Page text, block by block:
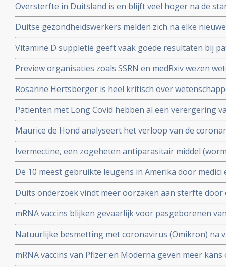
Oversterfte in Duitsland is en blijft veel hoger na de
peer reviewed studie en artsencollectief schrijft
Duitse gezondheidswerkers melden zich na elke
coronavirus - Covid-19 vaker ziek blijkt uit
en derde vaccinatierondes
Vitamine D suppletie geeft vaak goede resultaten bij
coronavirus - Covid-19 en al opgenomen in het
analyse zien van alle studies wereldwijd
Preview organisaties zoals SSRN en medRxiv wezen
onderzoek af als die afweken van Amerikaans
de maatregelen.
Rosanne Hertsberger is heel kritisch over
gemanipuleeerd zwegen over misvattingen tijdens de
Patienten met Long Covid hebben al een verergering
vermoeidheid, moeite met het reguleren van de
disfunctie, zelfs na een lichte inspanning.
Maurice de Hond analyseert het verloop van de
opeenvolgende artikelen.
Ivermectine, een zogeheten antiparasitair middel
coronavirus - Covid-19 zeer goed te kunnen bestrijden.
studies blijkt zeer grote effectiviteit.
De 10 meest gebruikte leugens in Amerika door
klakkeloos overgenomen rondom het corona virus en
buiten
Duits onderzoek vindt meer oorzaken aan sterfte
hersenen, bloedvaten en hart (myocarditis) bij
overleden net na vaccinatie tegen coronavirus.
mRNA vaccins blijken gevaarlijk voor pasgeborenen
moeders. Minder bloedplasmacellen tast immuniteit
blijkt niet bruikbaar voor stamceltransplantaties.
Natuurlijke besmetting met coronavirus (Omikron) na
bescherming, al zijn er twijfels over bescherming door
varianten van Omikron.
mRNA vaccins van Pfizer en Moderna geven meer